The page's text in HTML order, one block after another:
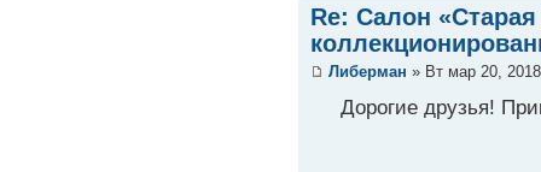
Re: Салон
Либерман » Вт мар 20,
Дорогие друзья!